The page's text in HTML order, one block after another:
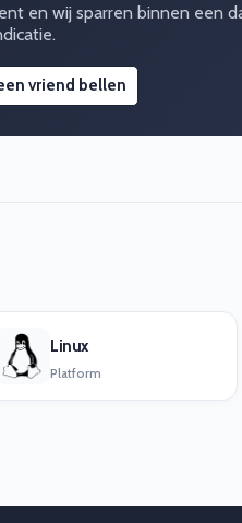
en wij sparren binnen een
vriend bellen
Linux
Platform